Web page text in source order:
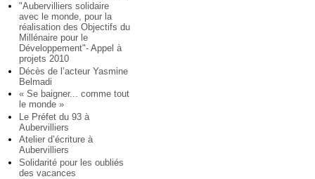
"Aubervilliers solidaire
avec le monde, pour la
réalisation des Objectifs du
Millénaire pour le
Développement"- Appel à
projets 2010
Décès de l’acteur Yasmine
Belmadi
« Se baigner... comme tout
le monde »
Le Préfet du 93 à
Aubervilliers
Atelier d’écriture à
Aubervilliers
Solidarité pour les oubliés
des vacances